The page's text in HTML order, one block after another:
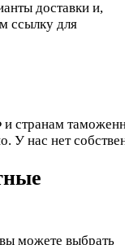
доставки и,
ссылку для
странам
У нас нет
можете выбрать